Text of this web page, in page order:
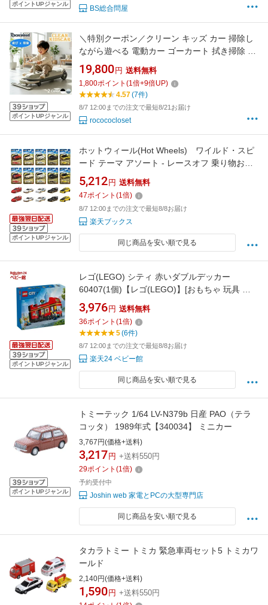
ポイントUPジャンル
BS総合問屋
ポイントUPジャンル
＼特別クーポン／クリーン キッズ カー 掃除し
ながら遊べる 電動カー ゴーカート 拭き掃除 床
掃除 SNSで話題 PSE認証 アダプター採用 スピ
ード調節機能 LED 大 掃除 室内 室外 子供 3歳
～ 小学生 誕生日 プレゼント
19,800 円 送料無料
1,800ポイント (1倍+9倍UP)
4.57(7件)
8/7 12:00までの注文で最短8/21お届け
rocococloset
ポイントUPジャンル
ホットウィール(Hot Wheels) ワイルド・スピ
ード テーマ アソート - レースオフ 乗り物おも
ちゃ ミニカー 10台入り BOX販売 3歳から マル
チ HNR88-986P
5,212 円 送料無料
47ポイント (1倍)
8/7 12:00までの注文で最短8/8お届け
楽天ブックス
同じ商品を安い順で見る
ポイントUPジャンル
レゴ(LEGO) シティ 赤いダブルデッカー
60407(1個)【レゴ(LEGO)】[おもちゃ 玩具 プ
レゼント 7歳 8歳 9歳]
3,976 円 送料無料
36ポイント (1倍)
5(6件)
8/7 12:00までの注文で最短8/8お届け
楽天24 ベビー館
同じ商品を安い順で見る
ポイントUPジャンル
トミーテック 1/64 LV-N379b 日産 PAO（テラ
コッタ） 1989年式【340034】 ミニカー
3,767円(価格+送料)
3,217 円 +送料550円
29ポイント (1倍)
予約受付中
Joshin web 家電とPCの大型専門店
同じ商品を安い順で見る
タカラトミー トミカ 緊急車両セット5 トミカワ
ールド
2,140円(価格+送料)
1,590 円 +送料550円